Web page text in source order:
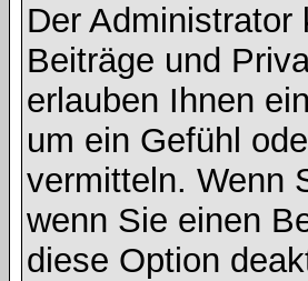
Der
Beiträge und
erlauben Ihnen
um ein Gefühl
vermitteln. Wenn
wenn Sie einen
diese Option